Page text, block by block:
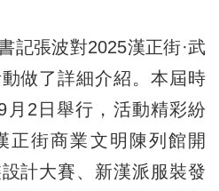
張波對2025漢正街·武
做了詳細介紹。本屆時
月2日舉行，活動精彩紛
正街商業文明陳列館開
計大賽、新漢派服裝發